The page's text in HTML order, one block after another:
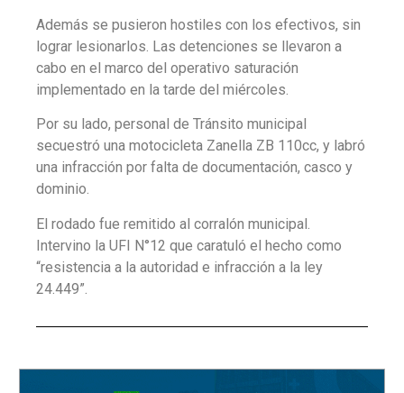
Además se pusieron hostiles con los efectivos, sin
lograr lesionarlos. Las detenciones se llevaron a
cabo en el marco del operativo saturación
implementado en la tarde del miércoles.
Por su lado, personal de Tránsito municipal
secuestró una motocicleta Zanella ZB 110cc, y labró
una infracción por falta de documentación, casco y
dominio.
El rodado fue remitido al corralón municipal.
Intervino la UFI N°12 que caratuló el hecho como
“resistencia a la autoridad e infracción a la ley
24.449”.